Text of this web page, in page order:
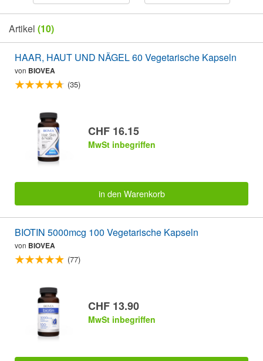
Artikel (10)
HAAR, HAUT UND NÄGEL 60 Vegetarische Kapseln
von BIOVEA
(35)
CHF 16.15
MwSt inbegriffen
in den Warenkorb
BIOTIN 5000mcg 100 Vegetarische Kapseln
von BIOVEA
(77)
CHF 13.90
MwSt inbegriffen